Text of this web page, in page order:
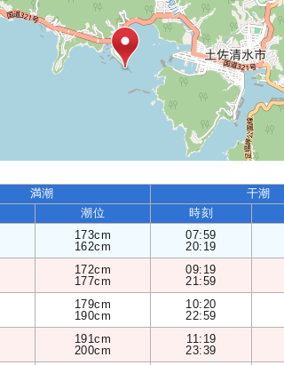
満潮 干潮
潮位 時刻
173cm
162cm
07:59
20:19
172cm
177cm
09:19
21:59
179cm
190cm
10:20
22:59
191cm
200cm
11:19
23:39